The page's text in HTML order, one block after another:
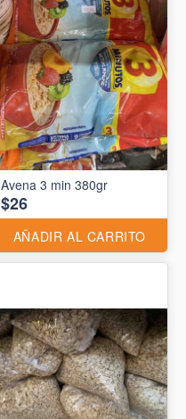
Avena 3 min 380gr
$26
AÑADIR AL CARRITO